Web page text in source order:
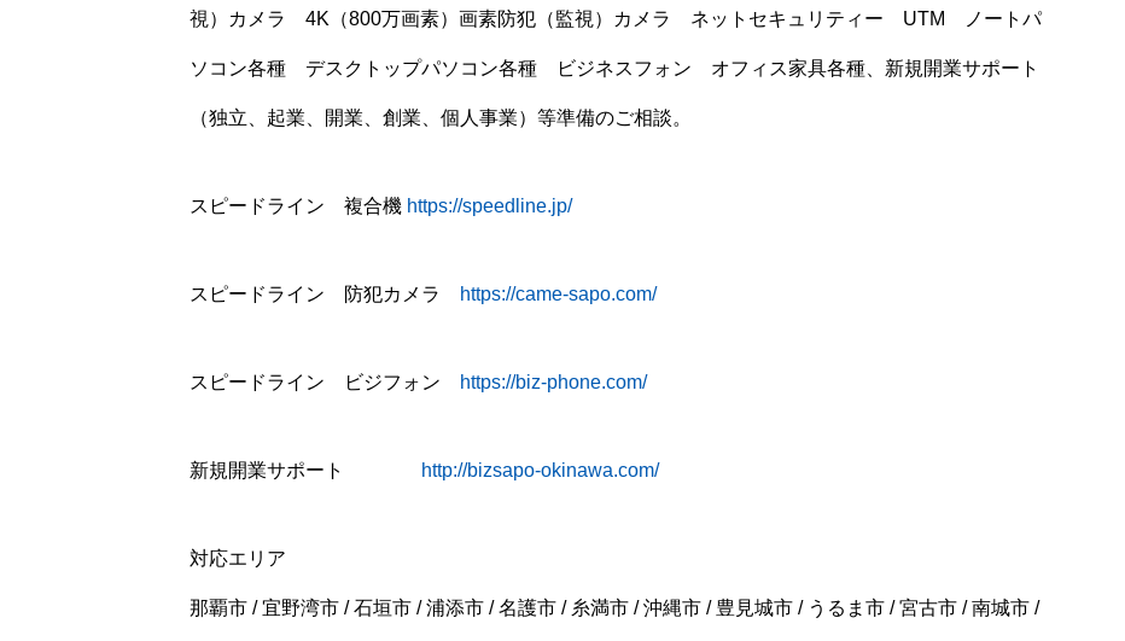
視）カメラ 4K（800万画素）画素防犯（監視）カメラ ネットセキュリティー UTM ノートパ
ソコン各種 デスクトップパソコン各種 ビジネスフォン オフィス家具各種、新規開業サポート
（独立、起業、開業、創業、個人事業）等準備のご相談。
スピードライン 複合機 https://speedline.jp/
スピードライン 防犯カメラ https://came-sapo.com/
スピードライン ビジフォン https://biz-phone.com/
新規開業サポート http://bizsapo-okinawa.com/
対応エリア
那覇市 / 宜野湾市 / 石垣市 / 浦添市 / 名護市 / 糸満市 / 沖縄市 / 豊見城市 / うるま市 / 宮古市 / 南城市 /